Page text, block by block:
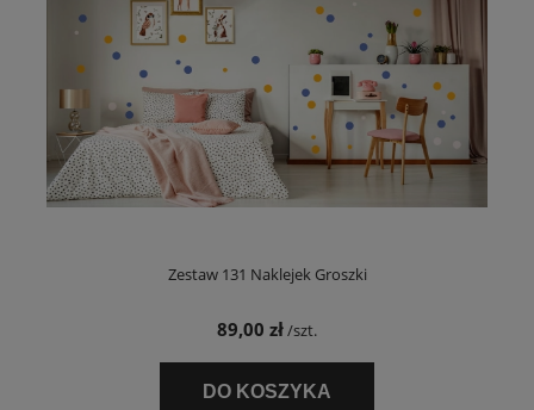
Zestaw 131 Naklejek Groszki
89,00 zł/szt.
DO KOSZYKA